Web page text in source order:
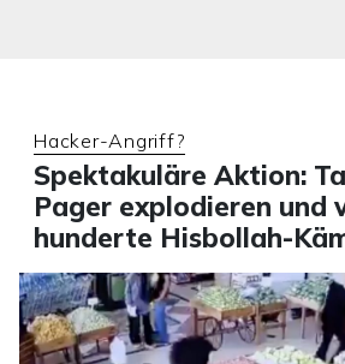
Hacker-Angriff?
Spektakuläre Aktion:
Pager explodieren und
hunderte Hisbollah-